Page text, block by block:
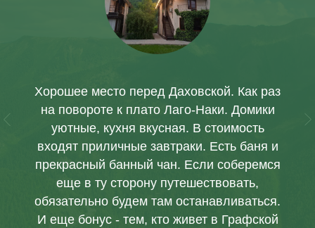
Хорошее место перед Даховской. Как раз
на повороте к плато Лаго-Наки. Домики
уютные, кухня вкусная. В стоимость
входят приличные завтраки. Есть баня и
прекрасный банный чан. Если соберемся
еще в ту сторону путешествовать,
обязательно будем там останавливаться.
И еще бонус - тем, кто живет в Графской
Длина дороги 1250 м, высота
сторону 15 минут. Канатка
поднимает туристов на вершину
Уна-Коз.
Сам подъем и спуск открывает
захватывающее зрелище на
долину реки белой и вершины
хребта Азиш-Тау.